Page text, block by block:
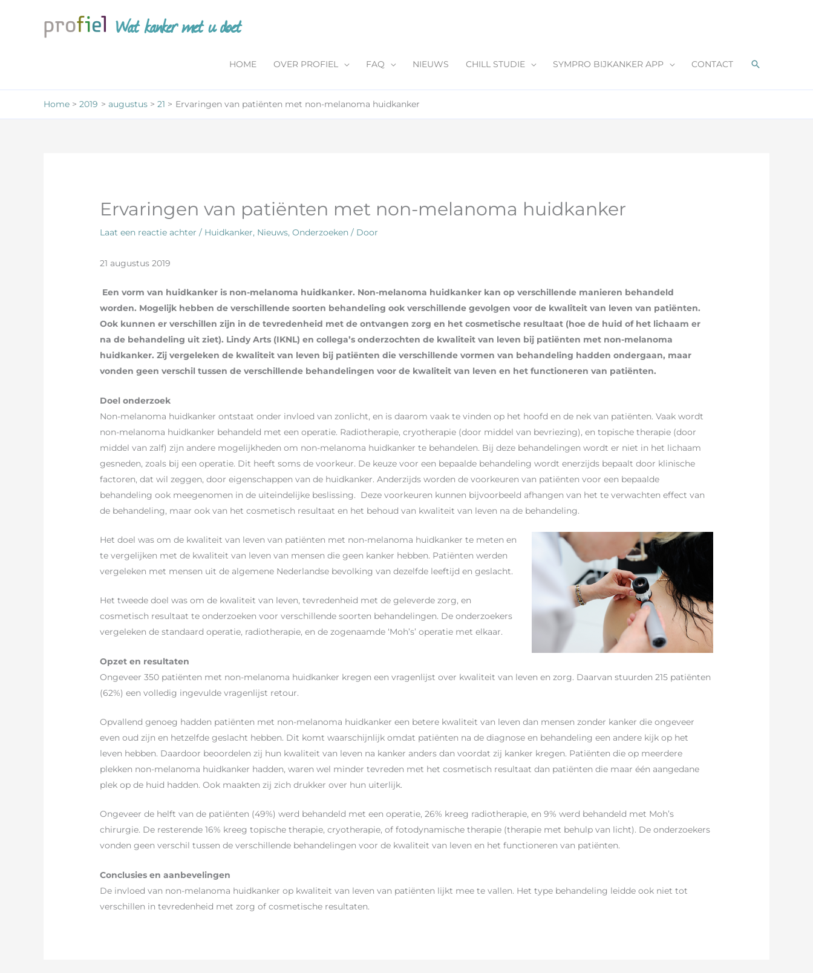
Wat kanker met u doet
HOME OVER PROFIEL FAQ NIEUWS CHILL STUDIE SYMPRO BIJKANKER APP CONTACT Zoeken
Home 2019 augustus 21 Ervaringen van patiënten met non-melanoma huidkanker
Ervaringen van patiënten met non-melanoma huidkanker
Laat een reactie achter / Huidkanker, Nieuws,Onderzoeken / Door
21 augustus 2019
Een vorm van huidkanker is non-melanoma huidkanker. Non-melanoma huidkanker kan op verschillende manieren behandeld
worden. Mogelijk hebben de verschillende soorten behandeling ook verschillende gevolgen voor de kwaliteit van leven van patiënten.
Ook kunnen er verschillen zijn in de tevredenheid met de ontvangen zorg en het cosmetische resultaat (hoe de huid of het lichaam er
na de behandeling uit ziet). Lindy Arts (IKNL) en collega’s onderzochten de kwaliteit van leven bij patiënten met non-melanoma
huidkanker. Zij vergeleken de kwaliteit van leven bij patiënten die verschillende vormen van behandeling hadden ondergaan, maar
vonden geen verschil tussen de verschillende behandelingen voor de kwaliteit van leven en het functioneren van patiënten.
Doel onderzoek
Non-melanoma huidkanker ontstaat onder invloed van zonlicht, en is daarom vaak te vinden op het hoofd en de nek van patiënten. Vaak wordt
non-melanoma huidkanker behandeld met een operatie. Radiotherapie, cryotherapie (door middel van bevriezing), en topische therapie (door
middel van zalf) zijn andere mogelijkheden om non-melanoma huidkanker te behandelen. Bij deze behandelingen wordt er niet in het lichaam
gesneden, zoals bij een operatie. Dit heeft soms de voorkeur. De keuze voor een bepaalde behandeling wordt enerzijds bepaalt door klinische
factoren, dat wil zeggen, door eigenschappen van de huidkanker. Anderzijds worden de voorkeuren van patiënten voor een bepaalde
behandeling ook meegenomen in de uiteindelijke beslissing. Deze voorkeuren kunnen bijvoorbeeld afhangen van het te verwachten effect van
de behandeling, maar ook van het cosmetisch resultaat en het behoud van kwaliteit van leven na de behandeling.
Het doel was om de kwaliteit van leven van patiënten met non-melanoma huidkanker te meten en
te vergelijken met de kwaliteit van leven van mensen die geen kanker hebben. Patiënten werden
vergeleken met mensen uit de algemene Nederlandse bevolking van dezelfde leeftijd en geslacht.
Het tweede doel was om de kwaliteit van leven, tevredenheid met de geleverde zorg, en
cosmetisch resultaat te onderzoeken voor verschillende soorten behandelingen. De onderzoekers
vergeleken de standaard operatie, radiotherapie, en de zogenaamde ‘Moh’s’ operatie met elkaar.
Opzet en resultaten
Ongeveer 350 patiënten met non-melanoma huidkanker kregen een vragenlijst over kwaliteit van leven en zorg. Daarvan stuurden 215 patiënten
(62%) een volledig ingevulde vragenlijst retour.
Opvallend genoeg hadden patiënten met non-melanoma huidkanker een betere kwaliteit van leven dan mensen zonder kanker die ongeveer
even oud zijn en hetzelfde geslacht hebben. Dit komt waarschijnlijk omdat patiënten na de diagnose en behandeling een andere kijk op het
leven hebben. Daardoor beoordelen zij hun kwaliteit van leven na kanker anders dan voordat zij kanker kregen. Patiënten die op meerdere
plekken non-melanoma huidkanker hadden, waren wel minder tevreden met het cosmetisch resultaat dan patiënten die maar één aangedane
plek op de huid hadden. Ook maakten zij zich drukker over hun uiterlijk.
Ongeveer de helft van de patiënten (49%) werd behandeld met een operatie, 26% kreeg radiotherapie, en 9% werd behandeld met Moh’s
chirurgie. De resterende 16% kreeg topische therapie, cryotherapie, of fotodynamische therapie (therapie met behulp van licht). De onderzoekers
vonden geen verschil tussen de verschillende behandelingen voor de kwaliteit van leven en het functioneren van patiënten.
Conclusies en aanbevelingen
De invloed van non-melanoma huidkanker op kwaliteit van leven van patiënten lijkt mee te vallen. Het type behandeling leidde ook niet tot
verschillen in tevredenheid met zorg of cosmetische resultaten.